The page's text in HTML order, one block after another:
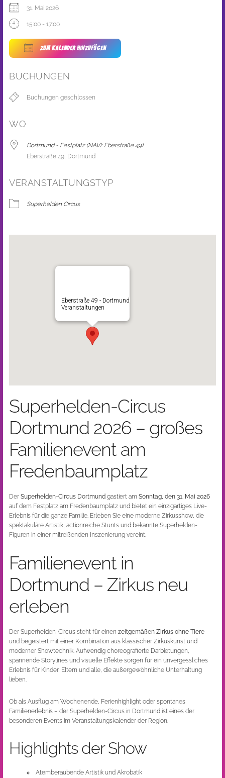
31. Mai 2026
15:00 - 17:00
ZUM KALENDER HINZUFÜGEN
BUCHUNGEN
Buchungen geschlossen
WO
Dortmund - Festplatz (NAVI: Eberstraße 49)
Eberstraße 49, Dortmund
VERANSTALTUNGSTYP
Superhelden Circus
Eberstraße 49 - Dortmund
Veranstaltungen
Superhelden-Circus
Dortmund 2026 – großes
Familienevent am
Fredenbaumplatz
DerSuperhelden-Circus Dortmund gastiert amSonntag, den 31. Mai 2026
auf dem Festplatz am Fredenbaumplatz und bietet ein einzigartiges Live-
Erlebnis für die ganze Familie. Erleben Sie eine moderne Zirkusshow, die
spektakuläre Artistik, actionreiche Stunts und bekannte Superhelden-
Figuren in einer mitreißenden Inszenierung vereint.
Familienevent in
Dortmund – Zirkus neu
erleben
Der Superhelden-Circus steht für einenzeitgemäßen Zirkus ohne Tiere
und begeistert mit einer Kombination aus klassischer Zirkuskunst und
moderner Showtechnik. Aufwendig choreografierte Darbietungen,
spannende Storylines und visuelle Effekte sorgen für ein unvergessliches
Erlebnis für Kinder, Eltern und alle, die außergewöhnliche Unterhaltung
lieben.
Ob als Ausflug am Wochenende, Ferienhighlight oder spontanes
Familienerlebnis – der Superhelden-Circus in Dortmund ist eines der
besonderen Events im Veranstaltungskalender der Region.
Highlights der Show
Atemberaubende Artistik und Akrobatik